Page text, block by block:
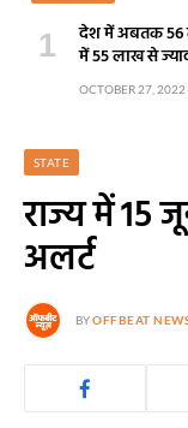
देश में अबतक 56
में 55 लाख से
OCTOBER 27, 2022
STATE
राज्य में 15
अलर्ट
BYOFFBEAT